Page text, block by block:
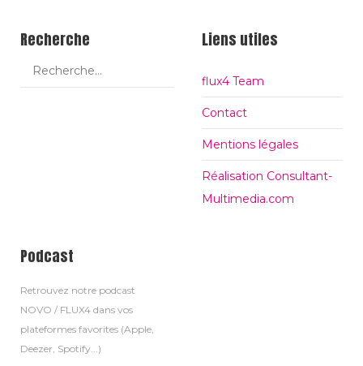
Recherche Liens utiles
flux4 Team
Contact
Mentions légales
Réalisation Consultant-
Multimedia.com
Podcast
Retrouvez notre podcast
NOVO / FLUX4 dans vos
plateformes favorites (Apple,
Deezer, Spotify...)